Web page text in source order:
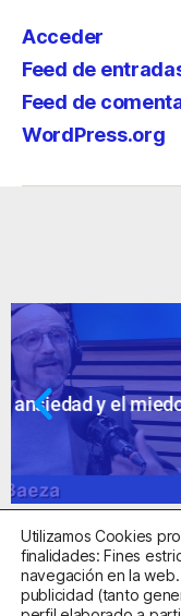
Acceder
Feed de
Feed de
WordPress.org
Utilizamos Cookies
finalidades: Fines
navegación en la
publicidad (tanto